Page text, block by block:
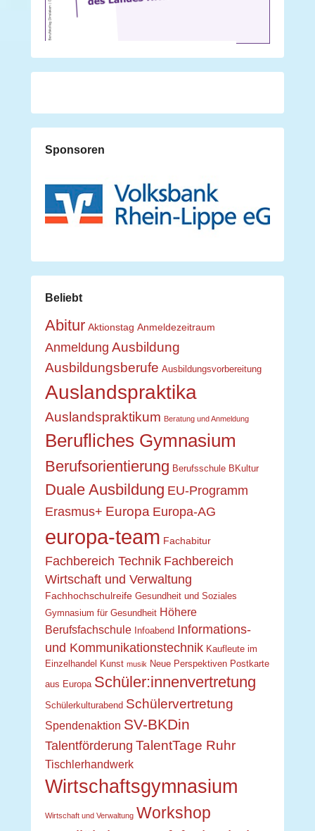
Sponsoren
Beliebt
Abitur Aktionstag Anmeldezeitraum
Anmeldung Ausbildung
Ausbildungsberufe Ausbildungsvorbereitung
Auslandspraktika
Auslandspraktikum Beratung und Anmeldung
Berufliches Gymnasium
Berufsorientierung Berufsschule BKultur
Duale Ausbildung EU-Programm
Erasmus+ Europa Europa-AG
europa-team
Fachbereich Technik
Fachbereich
Wirtschaft und Verwaltung
Fachhochschulreife Gesundheit und Soziales
Gymnasium für Gesundheit
Höhere
Berufsfachschule
Infoabend
Informations-
und Kommunikationstechnik Kaufleute im
Postkarte
Schüler:innenvertretung
Schülerkulturabend Schülervertretung
SV-BKDin
Tischlerhandwerk
Wirtschaftsgymnasium